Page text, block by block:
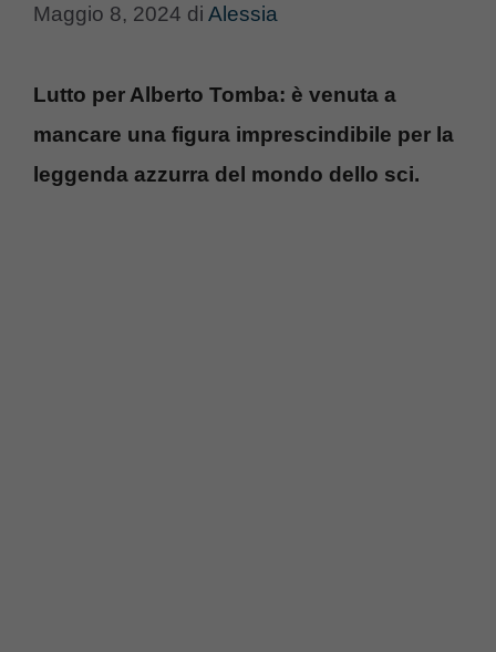
Maggio 8, 2024 di Alessia
Lutto per Alberto Tomba: è venuta a
mancare una figura imprescindibile per la
leggenda azzurra del mondo dello sci.